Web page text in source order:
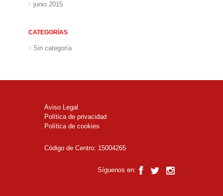
junio 2015
CATEGORÍAS
Sin categoría
Aviso Legal
Política de privacidad
Política de cookies
Código de Centro: 15004265
Síguenos en: